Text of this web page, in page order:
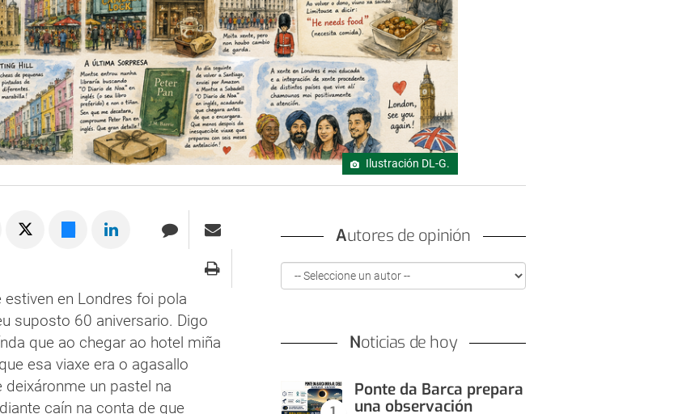
Ilustración DL-G.
estiven en Londres foi pola
suposto 60 aniversario. Digo
que ao chegar ao hotel miña
esa viaxe era o agasallo
un pastel na
caín na conta de que
Autores de opinión
Noticias de hoy
Ponte da Barca prepara
una observación